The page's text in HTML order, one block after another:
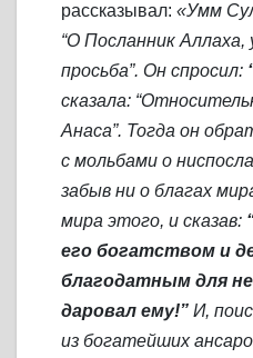
рассказывал: «Умм
“О Посланник Аллаха,
просьба”. Он спросил:
сказала:
Анаса”. Тогда он
с мольбами о
забыв ни о благах
мира этого, и сказав:
его богатством и
благодатным для
даровал ему!” И,
из богатейших